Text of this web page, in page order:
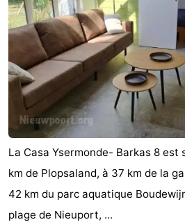
Le
Coq
-
Bredene
-
Ostende
-
Middelkerke
Westende
-
Oostduinkerke
-
Koksijde
-
La Casa Ysermonde- Barkas 8
km de Plopsaland, à 37 km de la
42 km du parc aquatique
plage de Nieuport, ...